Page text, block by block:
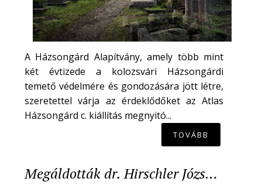
A Házsongárd Alapítvány, amely több mint
két évtizede a kolozsvári Házsongárdi
temető védelmére és gondozására jött létre,
szeretettel várja az érdeklődőket az Atlas
Házsongárd c. kiállítás megnyitó...
TOVÁBB
Megáldották dr. Hirschler Józs…